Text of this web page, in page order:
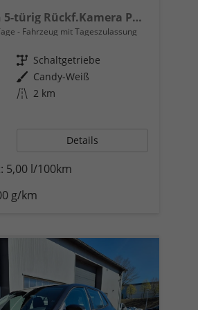
1.0 TSI 95PS Selection 5-türig Rückf.Kamera Parksensoren Sitzheizung Multifunktionslenkrad Klima Skoda-Radio Bluetooth Touchscreen Tempomat Nebelsch. Apple CarPlay + Android Auto
Fahrzeug mit Tageszulassung
Getriebe Schaltgetriebe
Außenfarbe Candy-Weiß
Kilometerstand 2 km
Details
5,00 l/100km
g/km